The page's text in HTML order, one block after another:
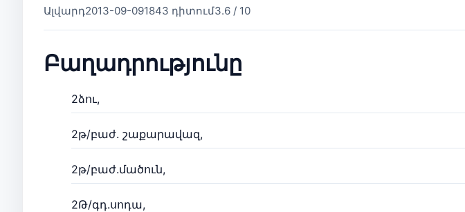
Ալվարդ2013-09-091843 դիտում3.6 / 10
Բաղադրությունը
2ձու,
2թ/բաժ. շաքարավազ,
2թ/բաժ.մածուն,
2Թ/գդ.սոդա,